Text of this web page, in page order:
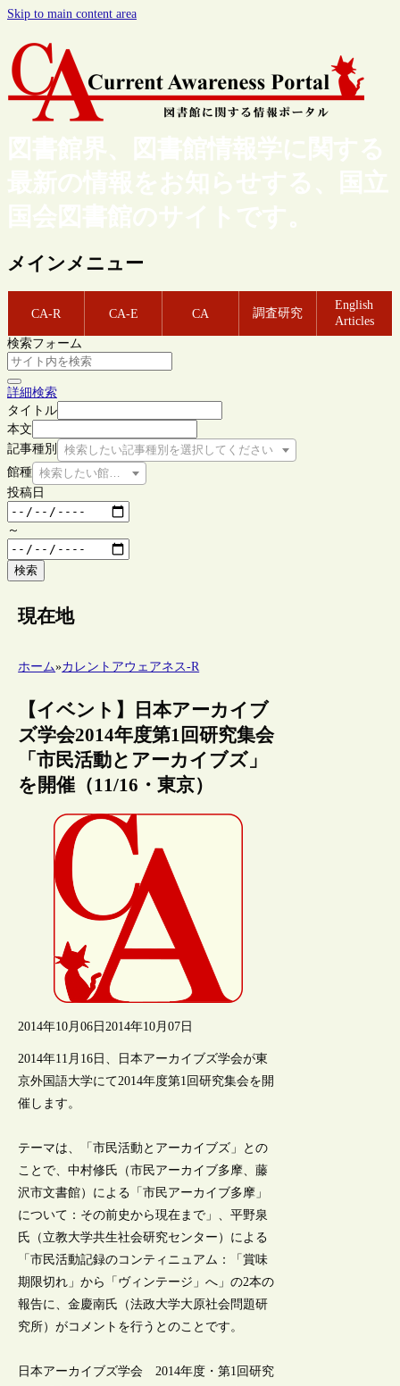
Skip to main content area
図書館界、図書館情報学に関する
最新の情報をお知らせする、国立
国会図書館のサイトです。
メインメニュー
CA-R CA-E CA 調査研究
English
Articles
検索フォーム
詳細検索
タイトル
本文
記事種別
検索したい記事種別を選択してください
館種 検索したい館種を選択してください
投稿日
～
検索
現在地
ホーム»カレントアウェアネス-R
【イベント】日本アーカイブ
ズ学会2014年度第1回研究集会
「市民活動とアーカイブズ」
を開催（11/16・東京）
2014年10月06日 2014年10月07日
2014年11月16日、日本アーカイブズ学会が東
京外国語大学にて2014年度第1回研究集会を開
催します。
テーマは、「市民活動とアーカイブズ」との
ことで、中村修氏（市民アーカイブ多摩、藤
沢市文書館）による「市民アーカイブ多摩」
について：その前史から現在まで」、平野泉
氏（立教大学共生社会研究センター）による
「市民活動記録のコンティニュアム：「賞味
期限切れ」から「ヴィンテージ」へ」の2本の
報告に、金慶南氏（法政大学大原社会問題研
究所）がコメントを行うとのことです。
日本アーカイブズ学会 2014年度・第1回研究